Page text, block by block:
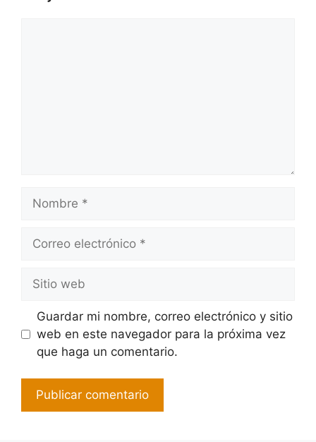
Guardar mi nombre, correo electrónico y sitio
web en este navegador para la próxima vez
que haga un comentario.